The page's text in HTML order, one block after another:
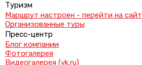
Туризм
Маршрут настроен - перейти на сайт
Организованные туры
Пресс-центр
Блог компании
Фотогалерея
Видеогалерея (vk.ru)